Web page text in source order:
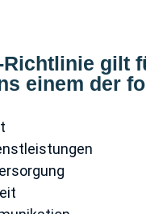
Richtlinie gilt
einem der